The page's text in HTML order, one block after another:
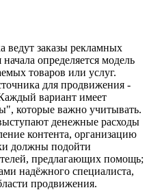
заказы рекламных
определяется модель
товаров или услуг.
для продвижения -
вариант имеет
которые важно учитывать.
денежные расходы
контента, организацию
должны подойти
предлагающих помощь;
надёжного специалиста,
продвижения.